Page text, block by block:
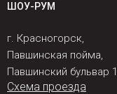
ШОУ-РУМ
г. Красногорск,
Павшинская пойма,
Павшинский бульвар
Схема проезда